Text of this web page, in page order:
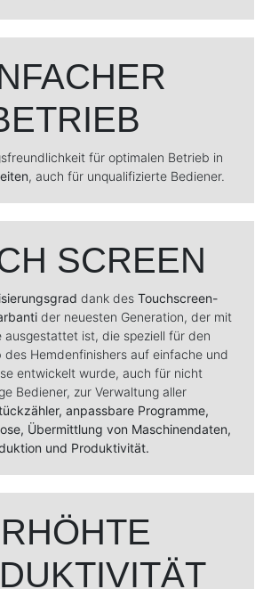
für optimalen Betrieb in
, auch für unqualifizierte Bediener.
SCREEN
dank des Touchscreen-
der neuesten Generation, der mit
ausgestattet ist, die speziell für den
des Hemdenfinishers auf einfache und
entwickelt wurde, auch für nicht
Bediener, zur Verwaltung aller
anpassbare Programme,
Übermittlung von Maschinendaten,
und Produktivität.